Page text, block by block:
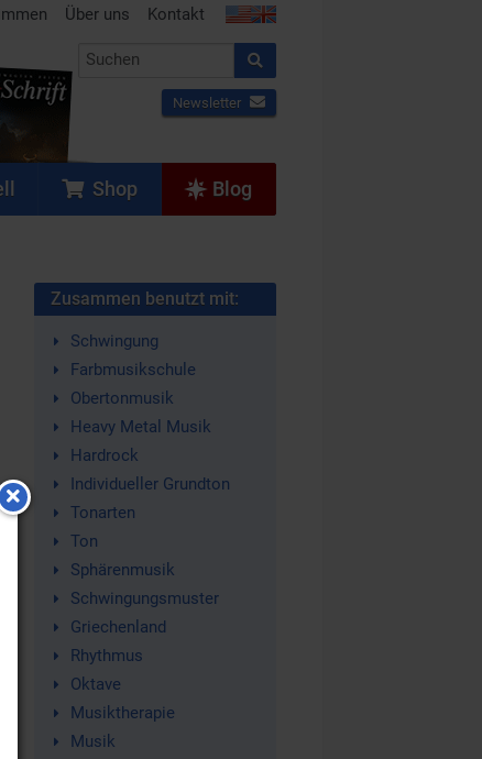
Über uns Kontakt
Newsletter
Shop Blog
Zusammen benutzt mit:
Schwingung
Farbmusikschule
Obertonmusik
Heavy Metal Musik
Hardrock
Individueller Grundton
Tonarten
Ton
Sphärenmusik
Schwingungsmuster
Griechenland
Rhythmus
Oktave
Musiktherapie
Musik